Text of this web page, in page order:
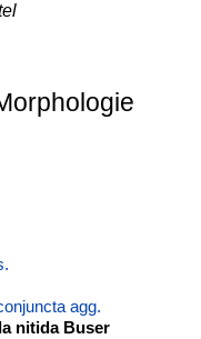
agg.
nitida Buser